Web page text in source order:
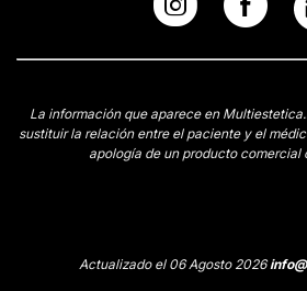
La información que aparece en
sustituir la relación entre el paciente y el
apología de un producto comercial
Actualizado el 06 Agosto 2026